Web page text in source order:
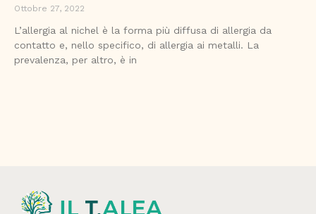
Ottobre 27, 2022
L’allergia al nichel è la forma più diffusa di allergia da
contatto e, nello specifico, di allergia ai metalli. La
prevalenza, per altro, è in